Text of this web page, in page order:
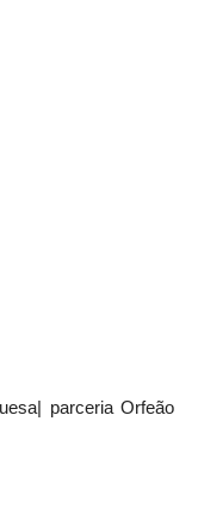
parceria Orfeão